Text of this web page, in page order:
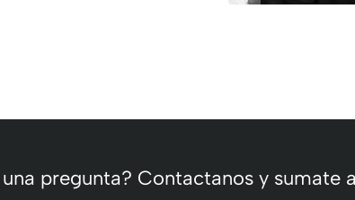
pregunta? Contactanos y sumate